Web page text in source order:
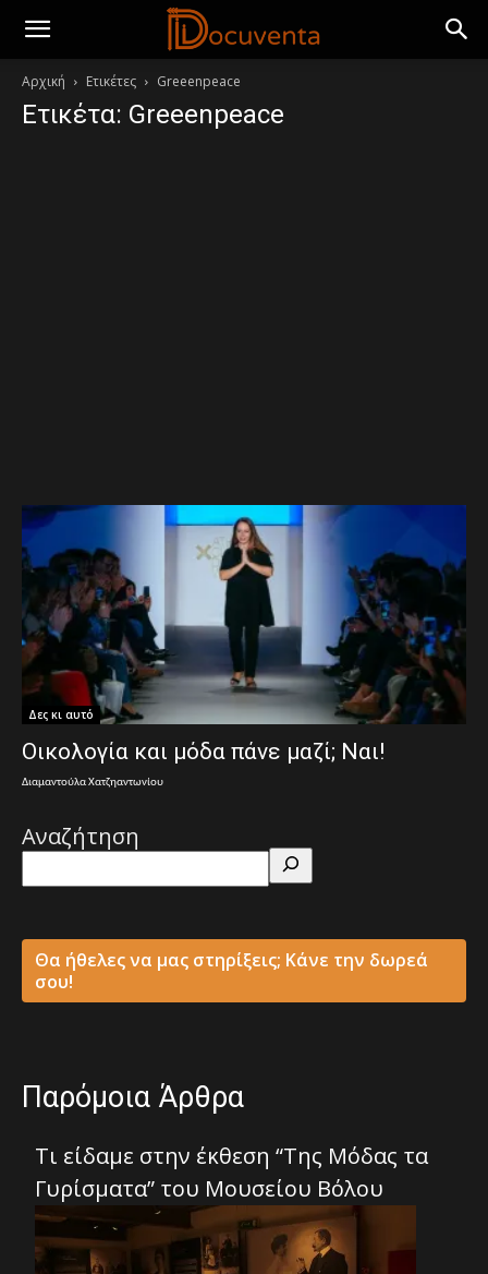
Αρχική Ετικέτες Greeenpeace
Ετικέτα: Greeenpeace
Δες κι αυτό
Οικολογία και μόδα πάνε μαζί; Ναι!
Διαμαντούλα Χατζηαντωνίου
Αναζήτηση
Θα ήθελες να μας στηρίξεις; Κάνε την δωρεά
σου!
Παρόμοια Άρθρα
Τι είδαμε στην έκθεση “Της Μόδας τα
Γυρίσματα” του Μουσείου Βόλου